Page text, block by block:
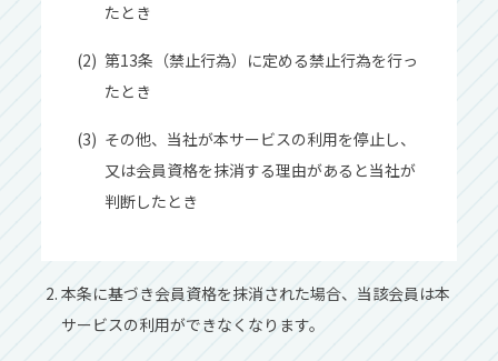
たとき
第13条（禁⽌⾏為）に定める禁⽌⾏為を⾏っ
たとき
その他、当社が本サービスの利⽤を停⽌し、
⼜は会員資格を抹消する理由があると当社が
判断したとき
本条に基づき会員資格を抹消された場合、当該会員は本
サービスの利⽤ができなくなります。